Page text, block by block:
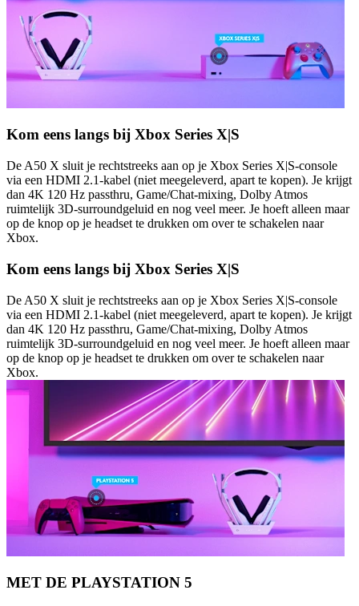
Kom eens langs bij Xbox Series X|S
De A50 X sluit je rechtstreeks aan op je Xbox Series X|S-console
via een HDMI 2.1-kabel (niet meegeleverd, apart te kopen). Je krijgt
dan 4K 120 Hz passthru, Game/Chat-mixing, Dolby Atmos
ruimtelijk 3D-surroundgeluid en nog veel meer. Je hoeft alleen maar
op de knop op je headset te drukken om over te schakelen naar
Xbox.
Kom eens langs bij Xbox Series X|S
De A50 X sluit je rechtstreeks aan op je Xbox Series X|S-console
via een HDMI 2.1-kabel (niet meegeleverd, apart te kopen). Je krijgt
dan 4K 120 Hz passthru, Game/Chat-mixing, Dolby Atmos
ruimtelijk 3D-surroundgeluid en nog veel meer. Je hoeft alleen maar
op de knop op je headset te drukken om over te schakelen naar
Xbox.
MET DE PLAYSTATION 5